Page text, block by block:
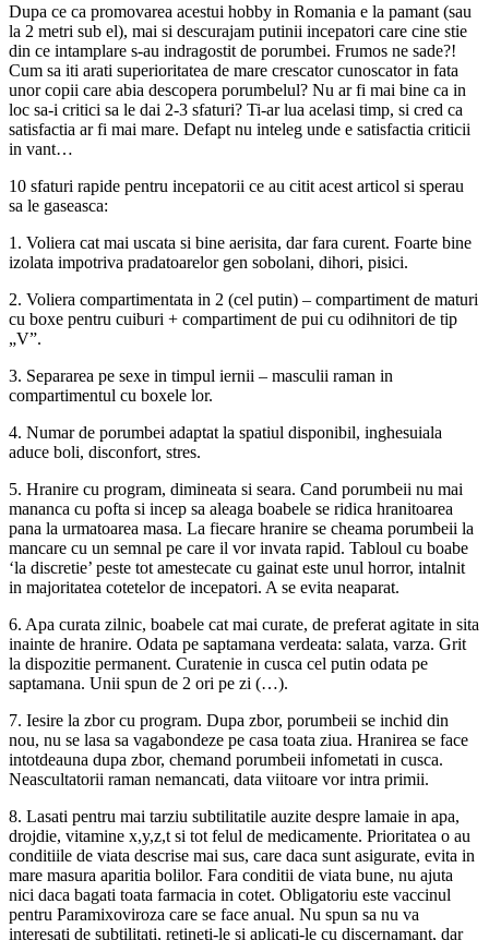
Dupa ce ca promovarea acestui hobby in Romania e la pamant (sau
la 2 metri sub el), mai si descurajam putinii incepatori care cine stie
din ce intamplare s-au indragostit de porumbei. Frumos ne sade?!
Cum sa iti arati superioritatea de mare crescator cunoscator in fata
unor copii care abia descopera porumbelul? Nu ar fi mai bine ca in
loc sa-i critici sa le dai 2-3 sfaturi? Ti-ar lua acelasi timp, si cred ca
satisfactia ar fi mai mare. Defapt nu inteleg unde e satisfactia criticii
in vant…
10 sfaturi rapide pentru incepatorii ce au citit acest articol si sperau
sa le gaseasca:
1. Voliera cat mai uscata si bine aerisita, dar fara curent. Foarte bine
izolata impotriva pradatoarelor gen sobolani, dihori, pisici.
2. Voliera compartimentata in 2 (cel putin) – compartiment de maturi
cu boxe pentru cuiburi + compartiment de pui cu odihnitori de tip
„V”.
3. Separarea pe sexe in timpul iernii – masculii raman in
compartimentul cu boxele lor.
4. Numar de porumbei adaptat la spatiul disponibil, inghesuiala
aduce boli, disconfort, stres.
5. Hranire cu program, dimineata si seara. Cand porumbeii nu mai
mananca cu pofta si incep sa aleaga boabele se ridica hranitoarea
pana la urmatoarea masa. La fiecare hranire se cheama porumbeii la
mancare cu un semnal pe care il vor invata rapid. Tabloul cu boabe
‘la discretie’ peste tot amestecate cu gainat este unul horror, intalnit
in majoritatea cotetelor de incepatori. A se evita neaparat.
6. Apa curata zilnic, boabele cat mai curate, de preferat agitate in sita
inainte de hranire. Odata pe saptamana verdeata: salata, varza. Grit
la dispozitie permanent. Curatenie in cusca cel putin odata pe
saptamana. Unii spun de 2 ori pe zi (…).
7. Iesire la zbor cu program. Dupa zbor, porumbeii se inchid din
nou, nu se lasa sa vagabondeze pe casa toata ziua. Hranirea se face
intotdeauna dupa zbor, chemand porumbeii infometati in cusca.
Neascultatorii raman nemancati, data viitoare vor intra primii.
8. Lasati pentru mai tarziu subtilitatile auzite despre lamaie in apa,
drojdie, vitamine x,y,z,t si tot felul de medicamente. Prioritatea o au
conditiile de viata descrise mai sus, care daca sunt asigurate, evita in
mare masura aparitia bolilor. Fara conditii de viata bune, nu ajuta
nici daca bagati toata farmacia in cotet. Obligatoriu este vaccinul
pentru Paramixoviroza care se face anual. Nu spun sa nu va
interesati de subtilitati, retineti-le si aplicati-le cu discernamant, dar